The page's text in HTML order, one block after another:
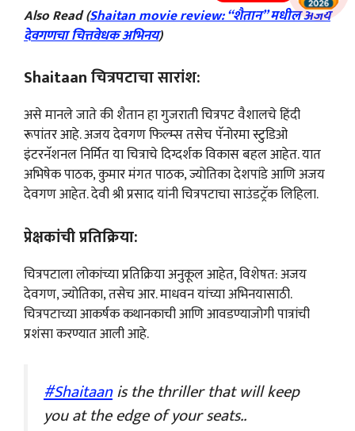
Also Read (Shaitan movie review: “शैतान” मधील अजय
देवगणचा चित्तवेधक अभिनय)
Shaitaan चित्रपटाचा सारांश:
असे मानले जाते की शैतान हा गुजराती चित्रपट वैशालचे हिंदी
रूपांतर आहे. अजय देवगण फिल्म्स तसेच पॅनोरमा स्टुडिओ
इंटरनॅशनल निर्मित या चित्राचे दिग्दर्शक विकास बहल आहेत. यात
अभिषेक पाठक, कुमार मंगत पाठक, ज्योतिका देशपांडे आणि अजय
देवगण आहेत. देवी श्री प्रसाद यांनी चित्रपटाचा साउंडट्रॅक लिहिला.
प्रेक्षकांची प्रतिक्रिया:
चित्रपटाला लोकांच्या प्रतिक्रिया अनुकूल आहेत, विशेषत: अजय
देवगण, ज्योतिका, तसेच आर. माधवन यांच्या अभिनयासाठी.
चित्रपटाच्या आकर्षक कथानकाची आणि आवडण्याजोगी पात्रांची
प्रशंसा करण्यात आली आहे.
#Shaitaanis the thriller that will keep
you at the edge of your seats..